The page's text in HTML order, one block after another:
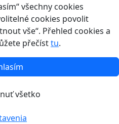
všechny cookies
cookies povolit
vše“. Přehled cookies a
přečísttu.
všetko